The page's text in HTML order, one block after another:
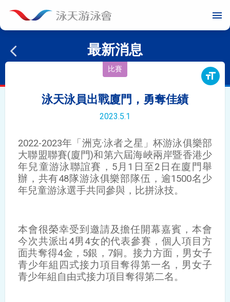
menu
最新消息
format_size
比賽
泳天泳員出戰廈門，勇奪佳績
2023.5.1
2022-2023年「洲克·泳者之星」杯游泳俱樂部
大聯盟聯賽(廈門)和第六屆海峽兩岸暨香港少
年兒童游泳聯誼賽，5月1日至2日在廈門舉
辦，共有48隊游泳俱樂部隊伍，逾1500名少
年兒童游泳選手共同參與，比拼泳技。
本會很榮幸受到邀請及擔任開幕嘉賓，本會
今次共派出4男4女的代表參賽，個人項目方
面共奪得4金，5銀，7銅。接力方面，男女子
青少年組四式接力項目奪得第一名，男女子
青少年組自由式接力項目奪得第二名。